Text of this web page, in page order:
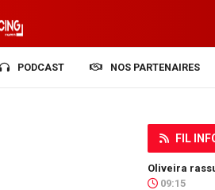
PODCAST NOS PARTENAIRES
FIL
09:15